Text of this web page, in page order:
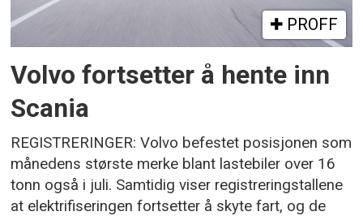
PROFF
Volvo fortsetter å hente inn
Scania
REGISTRERINGER: Volvo befestet posisjonen som
månedens største merke blant lastebiler over 16
tonn også i juli. Samtidig viser registreringstallene
at elektrifiseringen fortsetter å skyte fart, og de